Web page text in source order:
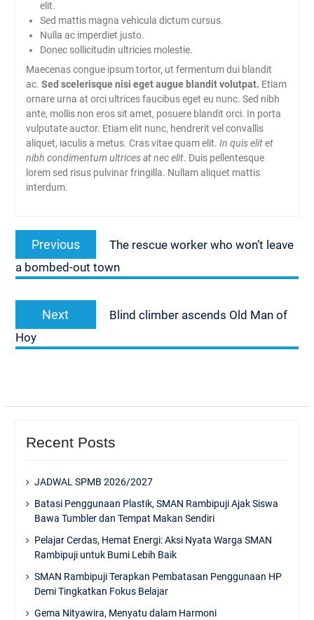
elit.
Sed mattis magna vehicula dictum cursus.
Nulla ac imperdiet justo.
Donec sollicitudin ultricies molestie.
Maecenas congue ipsum tortor, ut fermentum dui blandit
ac. Sed scelerisque nisi eget augue blandit volutpat. Etiam
ornare urna at orci ultrices faucibus eget eu nunc. Sed nibh
ante, mollis non eros sit amet, posuere blandit orci. In porta
vulputate auctor. Etiam elit nunc, hendrerit vel convallis
aliquet, iaculis a metus. Cras vitae quam elit. In quis elit et
nibh condimentum ultrices at nec elit. Duis pellentesque
lorem sed risus pulvinar fringilla. Nullam aliquet mattis
interdum.
Navigasi
posPrevious
Previous
post:
The rescue worker who won’t leave
a bombed-out town
Next
Next
post:
Blind climber ascends Old Man of
Hoy
Recent Posts
JADWAL SPMB 2026/2027
Batasi Penggunaan Plastik, SMAN Rambipuji Ajak Siswa
Bawa Tumbler dan Tempat Makan Sendiri
Pelajar Cerdas, Hemat Energi: Aksi Nyata Warga SMAN
Rambipuji untuk Bumi Lebih Baik
SMAN Rambipuji Terapkan Pembatasan Penggunaan HP
Demi Tingkatkan Fokus Belajar
Gema Nityawira, Menyatu dalam Harmoni